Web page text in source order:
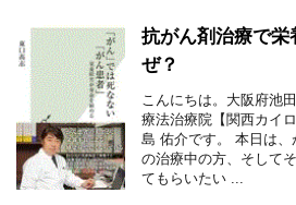
抗がん剤治療で
ぜ？
こんにちは。大阪府池
療法治療院【関西カイ
島 佑介です。 本日は、
の治療中の方、そして
てもらいたい ...